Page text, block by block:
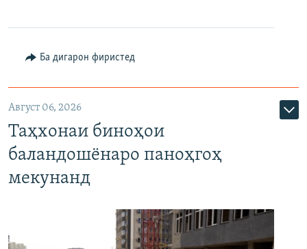
Ба дигарон фиристед
Август 06, 2026
Таҳхонаи биноҳои
баландошёнаро паноҳгоҳ
мекунанд